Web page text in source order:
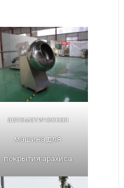
автоматическая
машина для
покрытия арахиса